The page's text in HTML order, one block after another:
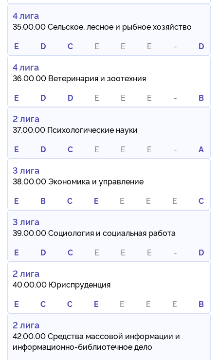
4 лига
35.00.00 Сельское, лесное и рыбное хозяйство
E
D C E E E - D
4 лига
36.00.00 Ветеринария и зоотехния
E
D D E E E - B
2 лига
37.00.00 Психологические науки
E
D C E E E - A
3 лига
38.00.00 Экономика и управление
E
B C E E E E C
3 лига
39.00.00 Социология и социальная работа
E
D C E E E - D
2 лига
40.00.00 Юриспруденция
E
C C E E E E B
2 лига
42.00.00 Средства массовой информации и
информационно-библиотечное дело